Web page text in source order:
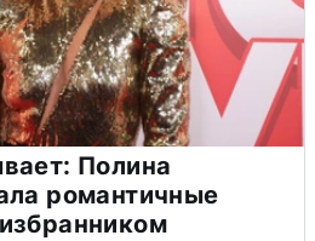
Полина
романтичные